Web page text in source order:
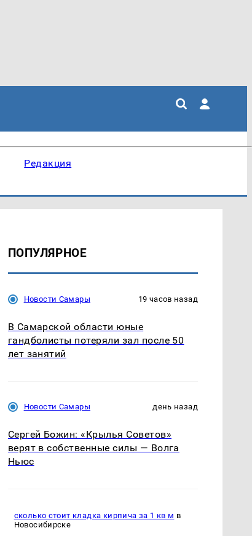
Редакция
ПОПУЛЯРНОЕ
Новости Самары 19 часов назад
В Самарской области юные
гандболисты потеряли зал после 50
лет занятий
Новости Самары день назад
Сергей Божин: «Крылья Советов»
верят в собственные силы — Волга
Ньюс
сколько стоит кладка кирпича за 1 кв м в
Новосибирске